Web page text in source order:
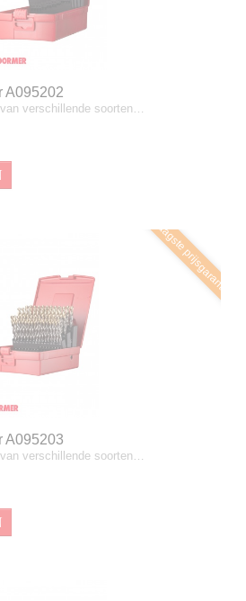
A095202
verschillende soorten…
Laagste prijsgarantie
A095203
verschillende soorten…